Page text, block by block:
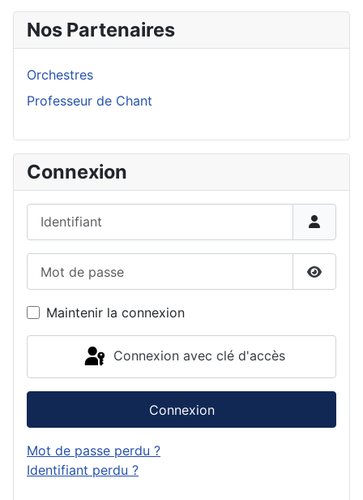
Nos Partenaires
Orchestres
Professeur de Chant
Connexion
Maintenir la connexion
Connexion avec clé d'accès
Connexion
Mot de passe perdu ?
Identifiant perdu ?